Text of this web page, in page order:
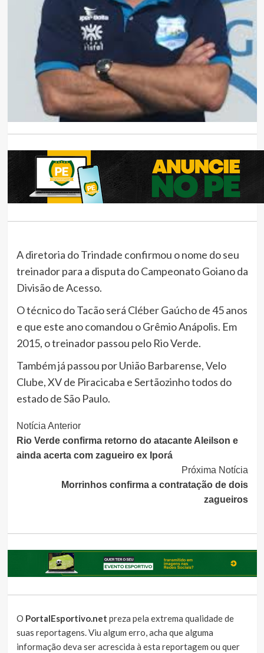
A diretoria do Trindade confirmou o nome do seu
treinador para a disputa do Campeonato Goiano da
Divisão de Acesso.
O técnico do Tacão será Cléber Gaúcho de 45 anos
e que este ano comandou o Grêmio Anápolis. Em
2015, o treinador passou pelo Rio Verde.
Também já passou por União Barbarense, Velo
Clube, XV de Piracicaba e Sertãozinho todos do
estado de São Paulo.
Continue
Lendo
Notícia Anterior
Rio Verde confirma retorno do atacante Aleilson e
ainda acerta com zagueiro ex Iporá
Próxima Notícia
Morrinhos confirma a contratação de dois
zagueiros
O PortalEsportivo.net preza pela extrema qualidade de
suas reportagens. Viu algum erro, acha que alguma
informação deva ser acrescida à esta reportagem ou quer